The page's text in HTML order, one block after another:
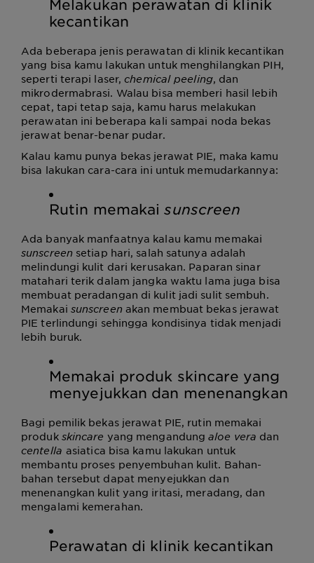
Melakukan perawatan di klinik
kecantikan
Ada beberapa jenis perawatan di klinik kecantikan
yang bisa kamu lakukan untuk menghilangkan PIH,
seperti terapi laser,chemical peeling, dan
mikrodermabrasi. Walau bisa memberi hasil lebih
cepat, tapi tetap saja, kamu harus melakukan
perawatan ini beberapa kali sampai noda bekas
jerawat benar-benar pudar.
Kalau kamu punya bekas jerawat PIE, maka kamu
bisa lakukan cara-cara ini untuk memudarkannya:
Rutin memakaisunscreen
Ada banyak manfaatnya kalau kamu memakai
sunscreen setiap hari, salah satunya adalah
melindungi kulit dari kerusakan. Paparan sinar
matahari terik dalam jangka waktu lama juga bisa
membuat peradangan di kulit jadi sulit sembuh.
Memakai sunscreen akan membuat bekas jerawat
PIE terlindungi sehingga kondisinya tidak menjadi
lebih buruk.
Memakai produk skincare yang
menyejukkan dan menenangkan
Bagi pemilik bekas jerawat PIE, rutin memakai
produk skincare yang mengandungaloe vera dan
centella asiatica bisa kamu lakukan untuk
membantu proses penyembuhan kulit. Bahan-
bahan tersebut dapat menyejukkan dan
menenangkan kulit yang iritasi, meradang, dan
mengalami kemerahan.
Perawatan di klinik kecantikan